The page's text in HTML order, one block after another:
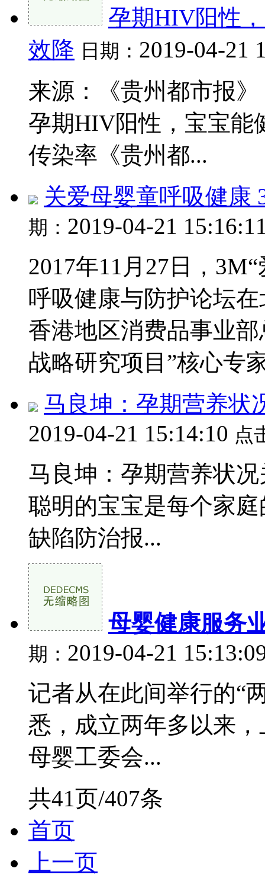
孕期HIV阳性
效降 日期： 2019-04-21
来源：《贵州都市报
孕期HIV阳性，宝宝能
传染率《贵州都...
关爱母婴童呼吸健康
期： 2019-04-21
2017年11月27日，
呼吸健康与防护论坛
香港地区消费品事业
战略研究项目”核心专
马良坤：孕期营养状
2019-04-21 15:14:10 点
马良坤：孕期营养状
聪明的宝宝是每个家
缺陷防治报...
母婴健康服务
期： 2019-04-21
记者从在此间举行的“
悉，成立两年多以来
母婴工委会...
共41页/407条
首页
上一页